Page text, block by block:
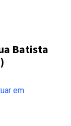
Batista